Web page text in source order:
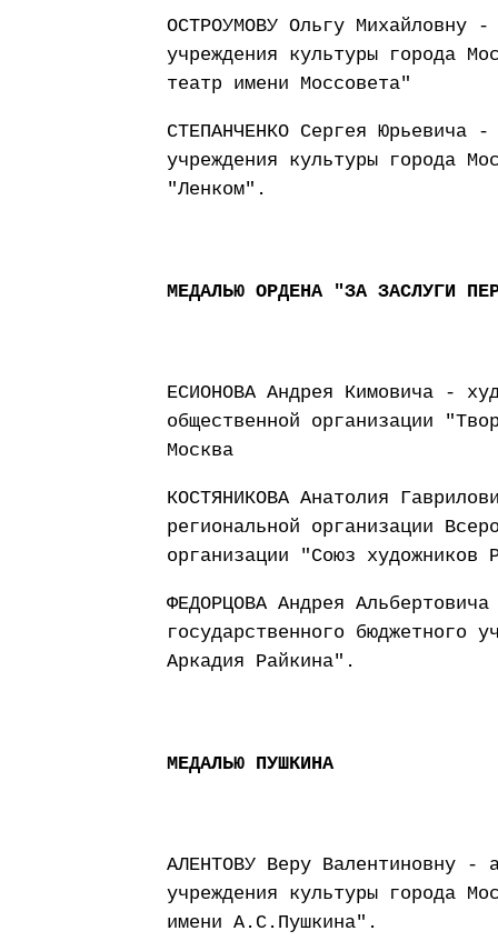
ОСТРОУМОВУ Ольгу Михайловну -
учреждения культуры города
театр имени Моссовета"
СТЕПАНЧЕНКО Сергея Юрьевича -
учреждения культуры города
"Ленком".
МЕДАЛЬЮ ОРДЕНА "ЗА ЗАСЛУГИ
ЕСИОНОВА Андрея Кимовича -
общественной организации
Москва
КОСТЯНИКОВА Анатолия
региональной организации
организации "Союз художников
ФЕДОРЦОВА Андрея
государственного бюджетного
Аркадия Райкина".
МЕДАЛЬЮ ПУШКИНА
АЛЕНТОВУ Веру Валентиновну -
учреждения культуры города
имени А.С.Пушкина".